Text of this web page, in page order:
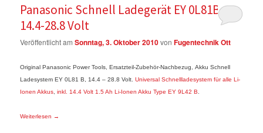
Panasonic Schnell Ladegerät EY 0L81B
14.4-28.8 Volt
Veröffentlicht amSonntag, 3. Oktober 2010vonFugentechnik Ott
Original Panasonic Power Tools, Ersatzteil-Zubehör-Nachbezug, Akku Schnell
Ladesystem EY 0L81 B, 14.4 – 28.8 Volt.Universal Schnellladesystem für alle Li-
Ionen Akkus,inkl. 14.4 Volt 1.5 Ah Li-Ionen Akku Type EY 9L42 B.
Weiterlesen →